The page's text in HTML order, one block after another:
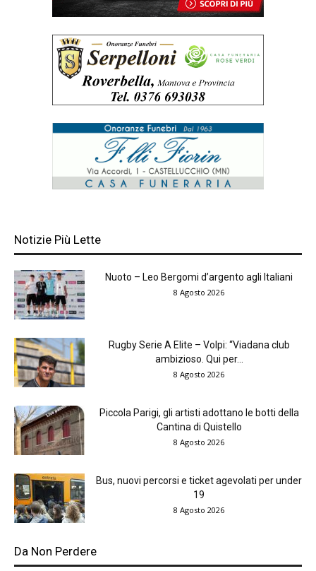
Notizie Più Lette
Nuoto – Leo Bergomi d’argento agli Italiani
8 Agosto 2026
Rugby Serie A Elite – Volpi: “Viadana club
ambizioso. Qui per...
8 Agosto 2026
Piccola Parigi, gli artisti adottano le botti della
Cantina di Quistello
8 Agosto 2026
Bus, nuovi percorsi e ticket agevolati per under
19
8 Agosto 2026
Da Non Perdere